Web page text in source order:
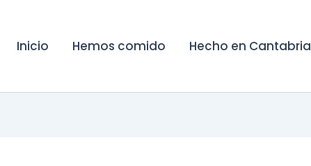
Inicio Hemos comido Hecho en Cantabria